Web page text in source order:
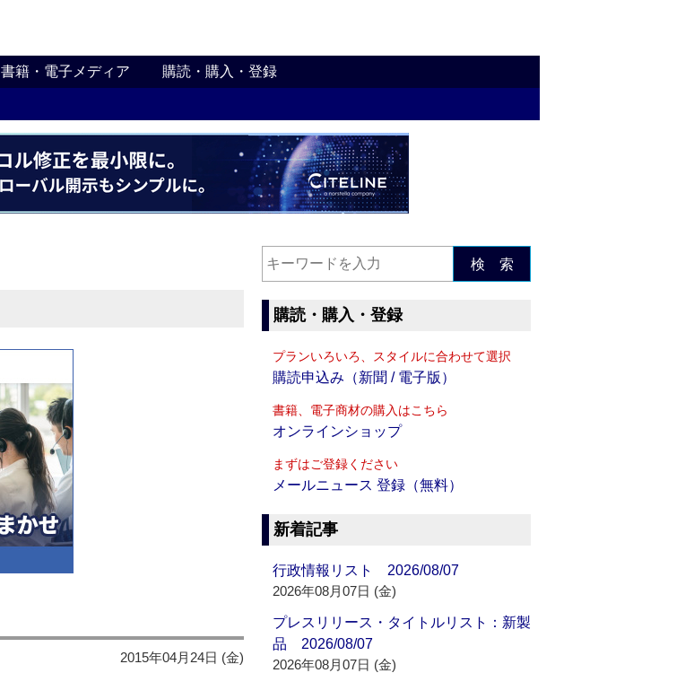
書籍・電子メディア 購読・購入・登録
2015年04月24日 (金)
検 索
購読・購入・登録
プランいろいろ、スタイルに合わせて選択
購読申込み（新聞 / 電子版）
書籍、電子商材の購入はこちら
オンラインショップ
まずはご登録ください
メールニュース 登録（無料）
新着記事
行政情報リスト 2026/08/07
2026年08月07日 (金)
プレスリリース・タイトルリスト：新製
品 2026/08/07
2026年08月07日 (金)